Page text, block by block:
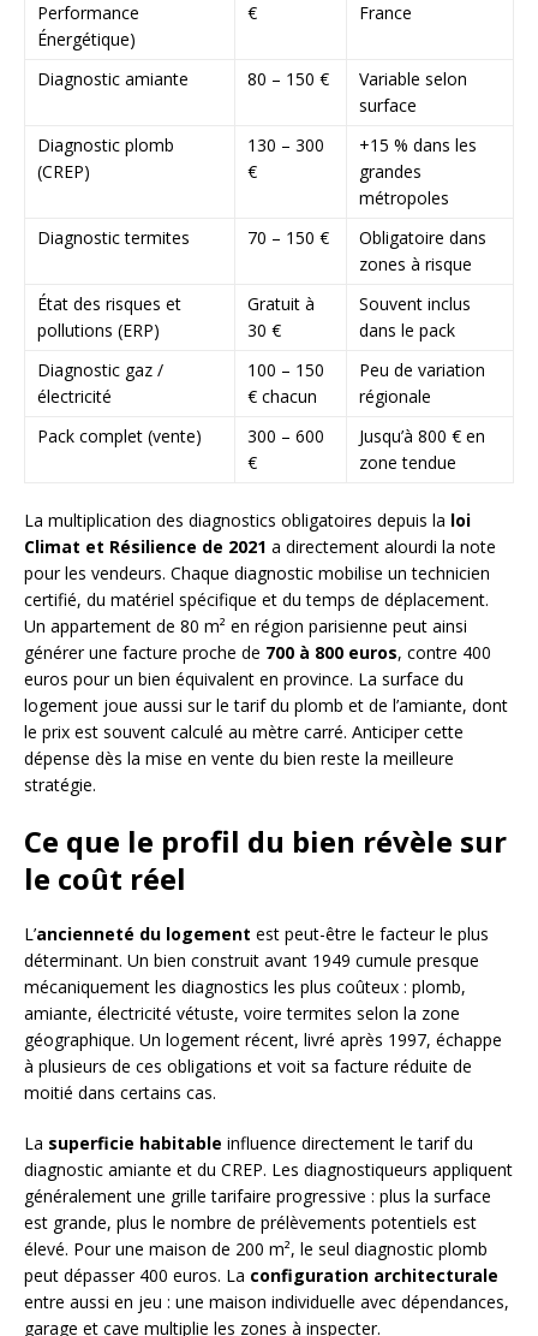
Performance
Énergétique)
€
France
Diagnostic amiante 80 – 150 €
Variable selon
surface
Diagnostic plomb
(CREP)
130 – 300
€
+15 % dans les
grandes
métropoles
Diagnostic termites
70 – 150 €
Obligatoire dans
zones à risque
État des risques et
pollutions (ERP)
Gratuit à
30 €
Souvent inclus
dans le pack
Diagnostic gaz /
électricité
100 – 150
€ chacun
Peu de variation
régionale
Pack complet (vente)
300 – 600
€
Jusqu’à 800 € en
zone tendue
La multiplication des diagnostics obligatoires depuis la loi
Climat et Résilience de 2021 a directement alourdi la note
pour les vendeurs. Chaque diagnostic mobilise un technicien
certifié, du matériel spécifique et du temps de déplacement.
Un appartement de 80 m² en région parisienne peut ainsi
générer une facture proche de 700 à 800 euros, contre 400
euros pour un bien équivalent en province. La surface du
logement joue aussi sur le tarif du plomb et de l’amiante, dont
le prix est souvent calculé au mètre carré. Anticiper cette
dépense dès la mise en vente du bien reste la meilleure
stratégie.
Ce que le profil du bien révèle sur
le coût réel
L’ancienneté du logement est peut-être le facteur le plus
déterminant. Un bien construit avant 1949 cumule presque
mécaniquement les diagnostics les plus coûteux : plomb,
amiante, électricité vétuste, voire termites selon la zone
géographique. Un logement récent, livré après 1997, échappe
à plusieurs de ces obligations et voit sa facture réduite de
moitié dans certains cas.
La superficie habitable influence directement le tarif du
diagnostic amiante et du CREP. Les diagnostiqueurs appliquent
généralement une grille tarifaire progressive : plus la surface
est grande, plus le nombre de prélèvements potentiels est
élevé. Pour une maison de 200 m², le seul diagnostic plomb
peut dépasser 400 euros. La configuration architecturale
entre aussi en jeu : une maison individuelle avec dépendances,
garage et cave multiplie les zones à inspecter.